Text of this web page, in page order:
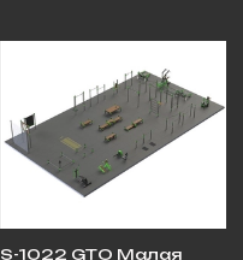
S-1022 GTO Малая